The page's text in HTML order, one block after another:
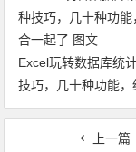
Excel玩转数据库统
技巧，几十种功能
一起了 图文
上一篇